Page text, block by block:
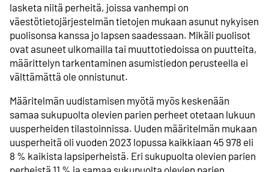
lasketa niitä perheitä, joissa vanhempi on
väestötietojärjestelmän tietojen mukaan asunut nykyisen
puolisonsa kanssa jo lapsen saadessaan. Mikäli puolisot
ovat asuneet ulkomailla tai muuttotiedoissa on puutteita,
määrittelyn tarkentaminen asumistiedon perusteella ei
välttämättä ole onnistunut.
Määritelmän uudistamisen myötä myös keskenään
samaa sukupuolta olevien parien perheet otetaan lukuun
uusperheiden tilastoinnissa. Uuden määritelmän mukaan
uusperheitä oli vuoden 2023 lopussa kaikkiaan 45 978 eli
8 % kaikista lapsiperheistä. Eri sukupuolta olevien parien